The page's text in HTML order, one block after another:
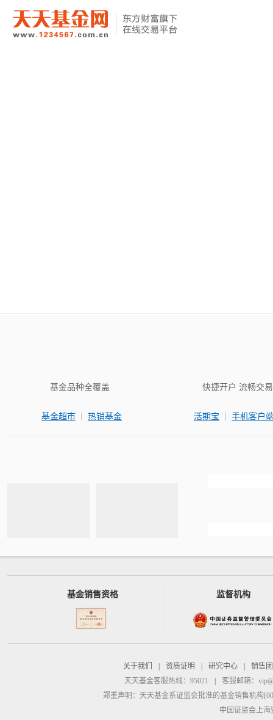
基金品种全覆盖
基金超市 | 热销基金
快捷开户 流畅交易
活期宝 | 手机客户
基金销售资格 监督机构
关于我们 资质证明 研究中心
销售
天天基金客服热线：95021
客服邮箱：
郑重声明： 天天基金系证监会批准的基金销售机构
中国证监会上